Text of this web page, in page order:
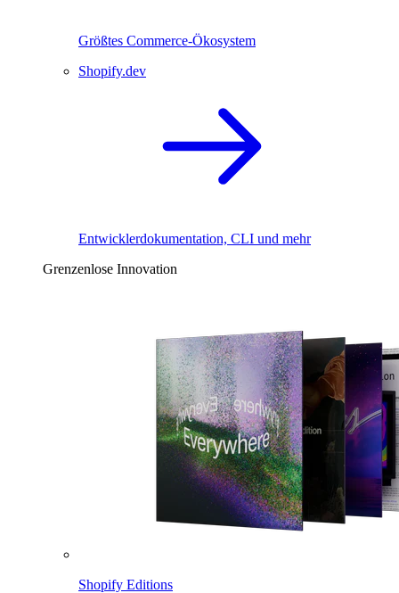
Größtes Commerce-Ökosystem
Shopify.dev
Entwicklerdokumentation, CLI und mehr
Grenzenlose Innovation
Shopify Editions